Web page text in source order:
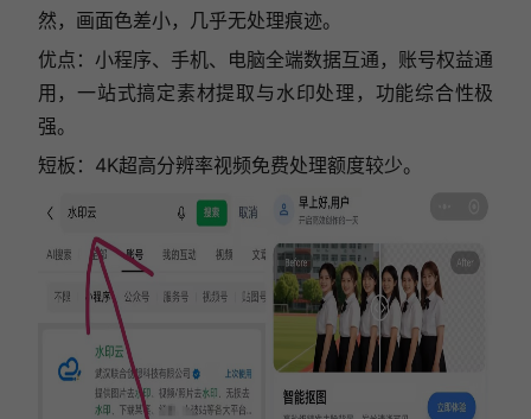
然，画面色差小，几乎无处理痕迹。
优点：小程序、手机、电脑全端数据互通，账号权益通
用，一站式搞定素材提取与水印处理，功能综合性极
强。
短板：4K超高分辨率视频免费处理额度较少。